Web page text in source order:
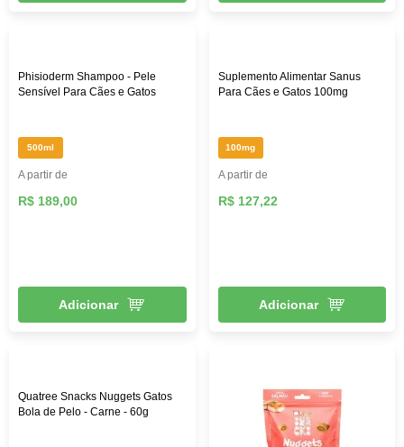
Phisioderm Shampoo - Pele
Sensível Para Cães e Gatos
500ml
A partir de
R$ 189,00
Adicionar
Suplemento Alimentar Sanus
Para Cães e Gatos 100mg
100mg
A partir de
R$ 127,22
Adicionar
Quatree Snacks Nuggets Gatos
Bola de Pelo - Carne - 60g